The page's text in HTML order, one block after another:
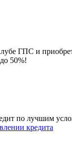
ГПС и
50%!
по лучшим
кредита